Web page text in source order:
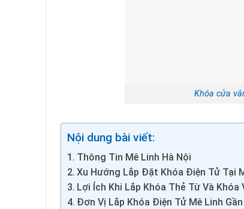
Khóa cửa
Nội dung bài viết:
Thông Tin Mê Linh Hà Nội
Xu Hướng Lắp Đặt Khóa Điện Tử Tại
Lợi Ích Khi Lắp Khóa Thẻ Từ Và Khóa
Đơn Vị Lắp Khóa Điện Tử Mê Linh